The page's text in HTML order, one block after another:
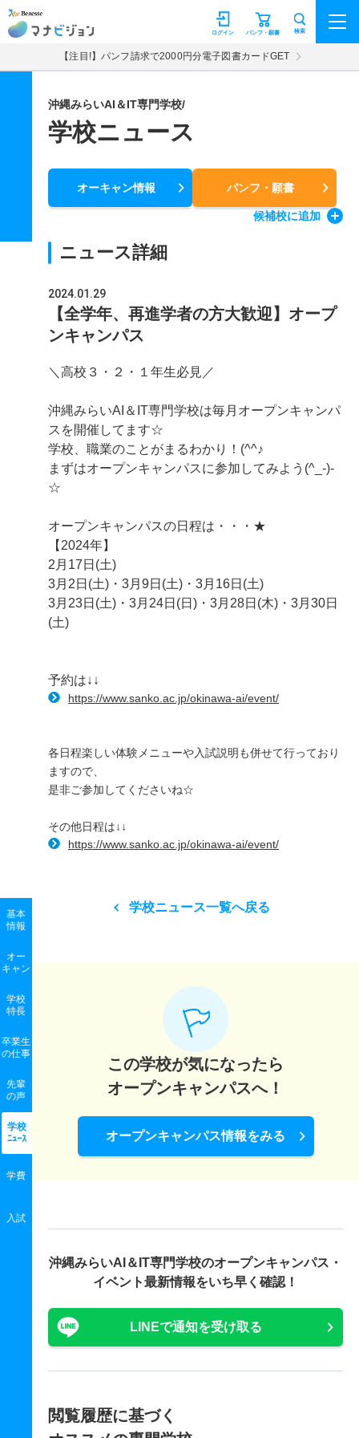
マナビジョン パンフ・願書
ログイン 検索
【注目!】パンフ請求で2000円分電子図書カードGET
沖縄みらいAI＆IT専門学校/
学校ニュース
オーキャン情報 パンフ・願書
候補校に追加
基本
情報
オー
キャン
学校
特長
卒業生
の仕事
先輩
の声
学校
ﾆｭｰｽ
学費
入試
ニュース詳細
2024.01.29
【全学年、再進学者の方大歓迎】オープ
ンキャンパス
＼高校３・２・１年生必見／
沖縄みらいAI＆IT専門学校は毎月オープンキャンパ
スを開催してます☆
学校、職業のことがまるわかり！(^^♪
まずはオープンキャンパスに参加してみよう(^_-)-
☆
オープンキャンパスの日程は・・・★
【2024年】
2月17日(土)
3月2日(土)・3月9日(土)・3月16日(土)
3月23日(土)・3月24日(日)・3月28日(木)・3月30日
(土)
予約は↓↓
https://www.sanko.ac.jp/okinawa-ai/event/
各日程楽しい体験メニューや入試説明も併せて行っており
ますので、
是非ご参加してくださいね☆
その他日程は↓↓
https://www.sanko.ac.jp/okinawa-ai/event/
学校ニュース一覧へ戻る
この学校が気になったら
オープンキャンパスへ！
オープンキャンパス情報をみる
沖縄みらいAI＆IT専門学校のオープンキャンパス・
イベント最新情報をいち早く確認！
LINEで通知を受け取る
閲覧履歴に基づく